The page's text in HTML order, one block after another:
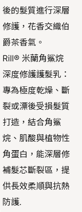
後的髮質進行深層
修護，花香交織伯
爵茶香氣。
Rill® 米蘭角鯊烷
深度修護護髮乳：
專為極度乾燥、斷
裂或漂後受損髮質
打造，結合角鯊
烷、肌酸與植物性
角蛋白，能深層修
補髮芯斷裂區，提
供長效柔順與抗熱
防護.